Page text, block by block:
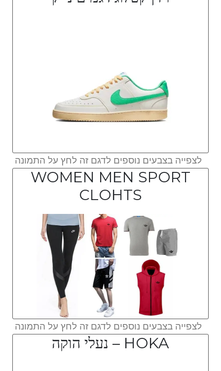
לצפייה בצבעים נוספים לדגם זה לחץ על התמונה
WOMEN MEN SPORT
CLOHTS
לצפייה בצבעים נוספים לדגם זה לחץ על התמונה
HOKA – נעלי הוקה